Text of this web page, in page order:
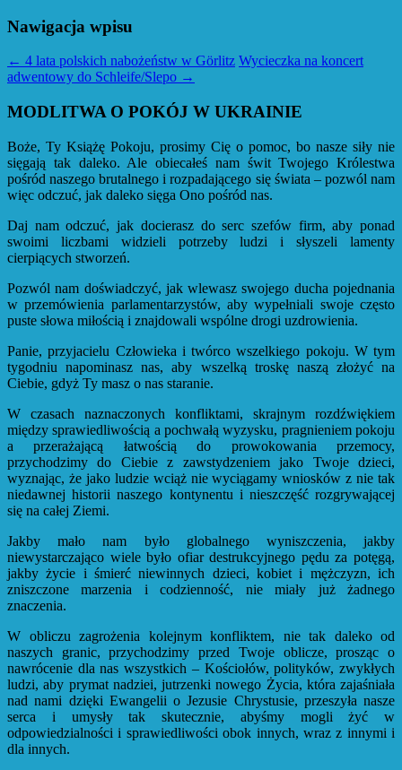
Nawigacja wpisu
← 4 lata polskich nabożeństw w Görlitz Wycieczka na koncert
adwentowy do Schleife/Slepo →
MODLITWA O POKÓJ W UKRAINIE
Boże, Ty Książę Pokoju, prosimy Cię o pomoc, bo nasze siły nie
sięgają tak daleko. Ale obiecałeś nam świt Twojego Królestwa
pośród naszego brutalnego i rozpadającego się świata – pozwól nam
więc odczuć, jak daleko sięga Ono pośród nas.
Daj nam odczuć, jak docierasz do serc szefów firm, aby ponad
swoimi liczbami widzieli potrzeby ludzi i słyszeli lamenty
cierpiących stworzeń.
Pozwól nam doświadczyć, jak wlewasz swojego ducha pojednania
w przemówienia parlamentarzystów, aby wypełniali swoje często
puste słowa miłością i znajdowali wspólne drogi uzdrowienia.
Panie, przyjacielu Człowieka i twórco wszelkiego pokoju. W tym
tygodniu napominasz nas, aby wszelką troskę naszą złożyć na
Ciebie, gdyż Ty masz o nas staranie.
W czasach naznaczonych konfliktami, skrajnym rozdźwiękiem
między sprawiedliwością a pochwałą wyzysku, pragnieniem pokoju
a przerażającą łatwością do prowokowania przemocy,
przychodzimy do Ciebie z zawstydzeniem jako Twoje dzieci,
wyznając, że jako ludzie wciąż nie wyciągamy wniosków z nie tak
niedawnej historii naszego kontynentu i nieszczęść rozgrywającej
się na całej Ziemi.
Jakby mało nam było globalnego wyniszczenia, jakby
niewystarczająco wiele było ofiar destrukcyjnego pędu za potęgą,
jakby życie i śmierć niewinnych dzieci, kobiet i mężczyzn, ich
zniszczone marzenia i codzienność, nie miały już żadnego
znaczenia.
W obliczu zagrożenia kolejnym konfliktem, nie tak daleko od
naszych granic, przychodzimy przed Twoje oblicze, prosząc o
nawrócenie dla nas wszystkich – Kościołów, polityków, zwykłych
ludzi, aby prymat nadziei, jutrzenki nowego Życia, która zajaśniała
nad nami dzięki Ewangelii o Jezusie Chrystusie, przeszyła nasze
serca i umysły tak skutecznie, abyśmy mogli żyć w
odpowiedzialności i sprawiedliwości obok innych, wraz z innymi i
dla innych.